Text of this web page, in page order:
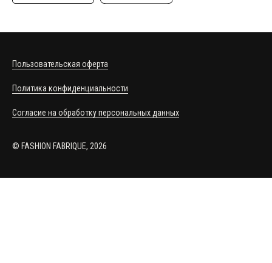
© FASHION FABRIQUE, 2026
Пользовательская оферта
Политика конфиденциальности
Согласие на обработку персональных данных